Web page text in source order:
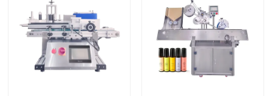
معلومات عنا
جولة في المعمل